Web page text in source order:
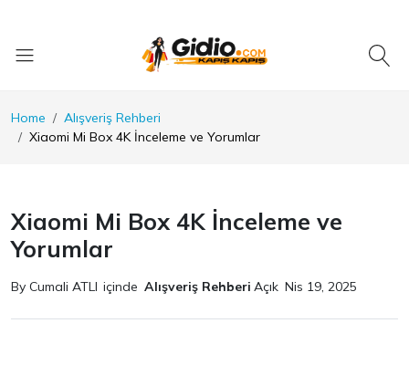
Home
Alışveriş Rehberi
Xiaomi Mi Box 4K İnceleme ve Yorumlar
Xiaomi Mi Box 4K İnceleme ve
Yorumlar
By Cumali ATLI içinde Alışveriş Rehberi Açık Nis 19, 2025